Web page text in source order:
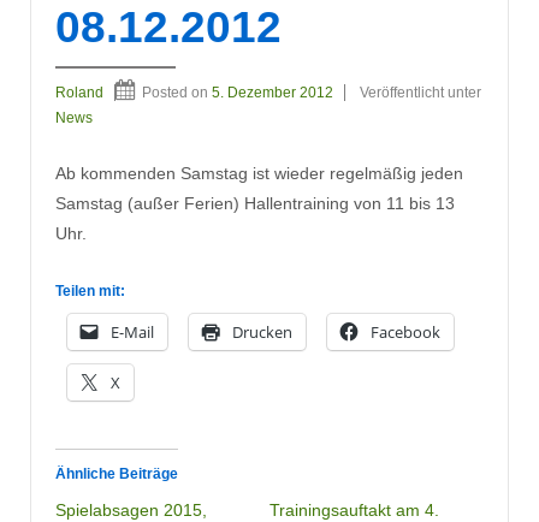
08.12.2012
Roland Posted on 5. Dezember 2012
Veröffentlicht unter
News
Ab kommenden Samstag ist wieder regelmäßig jeden
Samstag (außer Ferien) Hallentraining von 11 bis 13
Uhr.
Teilen mit:
E-Mail Drucken Facebook
X
Ähnliche Beiträge
Spielabsagen 2015,
Trainingsauftakt am 4.